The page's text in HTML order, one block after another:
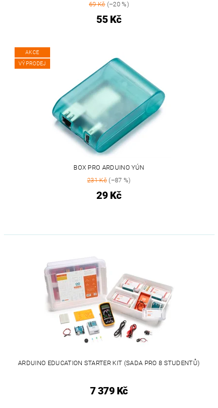
69 Kč(–20 %)
55 Kč
AKCE
VÝPRODEJ
BOX PRO ARDUINO YÚN
231 Kč(–87 %)
29 Kč
ARDUINO EDUCATION STARTER KIT (SADA PRO 8 STUDENTŮ)
7 379 Kč